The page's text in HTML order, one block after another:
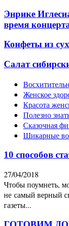
Энрике
время
Конфеты из
Салат
Женское
Красота
Полезно
Сказочная
Шикарные
10 способов
27/04/2018
Чтобы поумнеть,
не самый верный
газеты...